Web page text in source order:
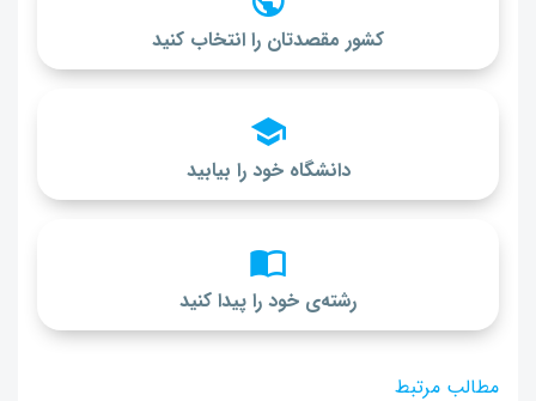
کشور مقصدتان را انتخاب کنید
دانشگاه خود را بیابید
رشته‌ی خود را پیدا کنید
مطالب مرتبط